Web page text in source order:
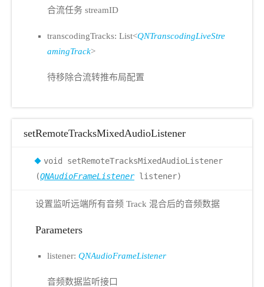
合流任务 streamID
transcodingTracks: List<QNTranscodingLiveStre
amingTrack>
待移除合流转推布局配置
setRemoteTracksMixedAudioListener
void setRemoteTracksMixedAudioListener
(QNAudioFrameListenerlistener)
设置监听远端所有音频 Track 混合后的音频数据
Parameters
listener: QNAudioFrameListener
音频数据监听接口